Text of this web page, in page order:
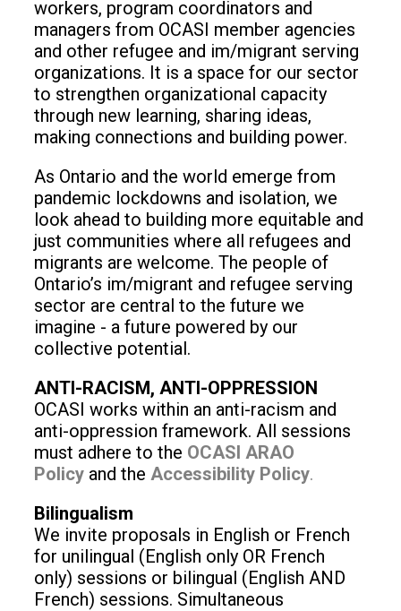
workers, program coordinators and
managers from OCASI member agencies
and other refugee and im/migrant serving
organizations. It is a space for our sector
to strengthen organizational capacity
through new learning, sharing ideas,
making connections and building power.
As Ontario and the world emerge from
pandemic lockdowns and isolation, we
look ahead to building more equitable and
just communities where all refugees and
migrants are welcome. The people of
Ontario’s im/migrant and refugee serving
sector are central to the future we
imagine - a future powered by our
collective potential.
ANTI-RACISM, ANTI-OPPRESSION
OCASI works within an anti-racism and
anti-oppression framework. All sessions
must adhere to the OCASI ARAO
Policy and the Accessibility Policy.
Bilingualism
We invite proposals in English or French
for unilingual (English only OR French
only) sessions or bilingual (English AND
French) sessions. Simultaneous